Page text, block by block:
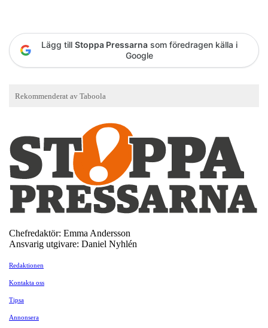
Lägg till Stoppa Pressarna som föredragen källa i
Google
Chefredaktör: Emma Andersson
Ansvarig utgivare: Daniel Nyhlén
Redaktionen
Kontakta oss
Tipsa
Annonsera